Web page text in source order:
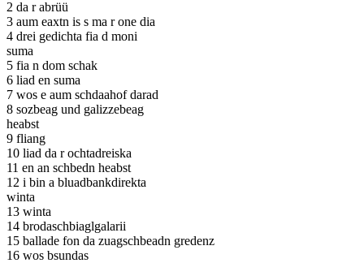
2 da r abrüü
3 aum eaxtn is s ma r one dia
4 drei gedichta fia d moni
suma
5 fia n dom schak
6 liad en suma
7 wos e aum schdaahof darad
8 sozbeag und galizzebeag
heabst
9 fliang
10 liad da r ochtadreiska
11 en an schbedn heabst
12 i bin a bluadbankdirekta
winta
13 winta
14 brodaschbiaglgalarii
15 ballade fon da zuagschbeadn gredenz
16 wos bsundas